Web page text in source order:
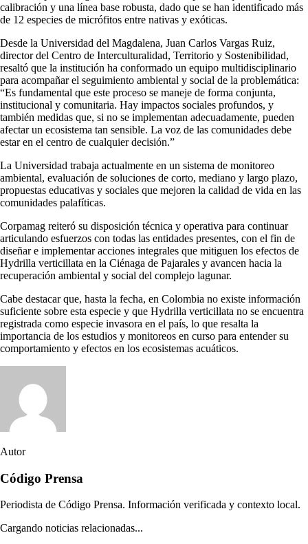
calibración y una línea base robusta, dado que se han identificado más
de 12 especies de micrófitos entre nativas y exóticas.
Desde la Universidad del Magdalena, Juan Carlos Vargas Ruiz,
director del Centro de Interculturalidad, Territorio y Sostenibilidad,
resaltó que la institución ha conformado un equipo multidisciplinario
para acompañar el seguimiento ambiental y social de la problemática:
“Es fundamental que este proceso se maneje de forma conjunta,
institucional y comunitaria. Hay impactos sociales profundos, y
también medidas que, si no se implementan adecuadamente, pueden
afectar un ecosistema tan sensible. La voz de las comunidades debe
estar en el centro de cualquier decisión.”
La Universidad trabaja actualmente en un sistema de monitoreo
ambiental, evaluación de soluciones de corto, mediano y largo plazo,
propuestas educativas y sociales que mejoren la calidad de vida en las
comunidades palafíticas.
Corpamag reiteró su disposición técnica y operativa para continuar
articulando esfuerzos con todas las entidades presentes, con el fin de
diseñar e implementar acciones integrales que mitiguen los efectos de
Hydrilla verticillata en la Ciénaga de Pajarales y avancen hacia la
recuperación ambiental y social del complejo lagunar.
Cabe destacar que, hasta la fecha, en Colombia no existe información
suficiente sobre esta especie y que Hydrilla verticillata no se encuentra
registrada como especie invasora en el país, lo que resalta la
importancia de los estudios y monitoreos en curso para entender su
comportamiento y efectos en los ecosistemas acuáticos.
Autor
Código Prensa
Periodista de Código Prensa. Información verificada y contexto local.
Cargando noticias relacionadas...